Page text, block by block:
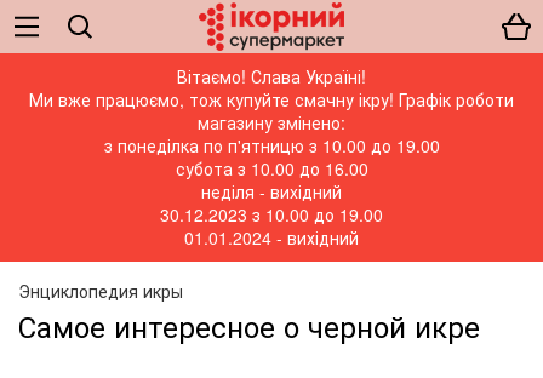
Вітаємо! Слава Україні!
Ми вже працюємо, тож купуйте смачну ікру! Графік роботи
магазину змінено:
з понеділка по п'ятницю з 10.00 до 19.00
субота з 10.00 до 16.00
неділя - вихідний
30.12.2023 з 10.00 до 19.00
01.01.2024 - вихідний
Энциклопедия икры
Самое интересное о черной икре